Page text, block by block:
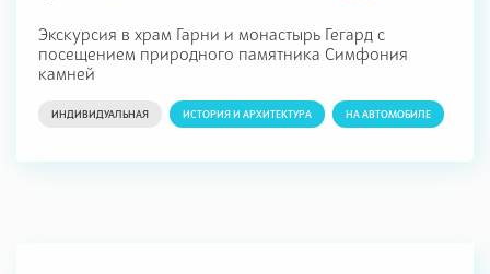
Экскурсия в храм Гарни и монастырь Гегард с
посещением природного памятника Симфония
камней
ИНДИВИДУАЛЬНАЯ ИСТОРИЯ И АРХИТЕКТУРА НА АВТОМОБИЛЕ